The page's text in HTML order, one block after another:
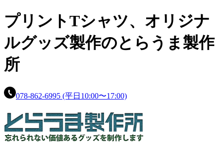
プリントTシャツ、 オリジナ
ルグッズ製作のとらうま製作
所
078-862-6995 (平日10:00〜17:00)